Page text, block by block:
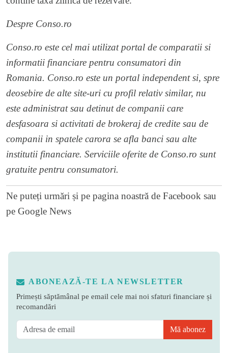
Despre Conso.ro
Conso.ro este cel mai utilizat portal de comparatii si
informatii financiare pentru consumatori din
Romania. Conso.ro este un portal independent si, spre
deosebire de alte site-uri cu profil relativ similar, nu
este administrat sau detinut de companii care
desfasoara si activitati de brokeraj de credite sau de
companii in spatele carora se afla banci sau alte
institutii financiare. Serviciile oferite de Conso.ro sunt
gratuite pentru consumatori.
Ne puteți urmări și pe pagina noastră de Facebook sau
pe Google News
ABONEAZĂ-TE LA NEWSLETTER
Primești săptămânal pe email cele mai noi sfaturi financiare și
recomandări
Mă abonez